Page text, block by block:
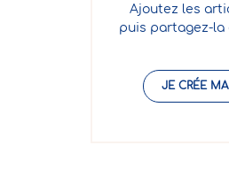
Ajoutez les
puis partagez-la
JE CRÉE